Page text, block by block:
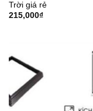
Trời giá rẻ
215,000₫